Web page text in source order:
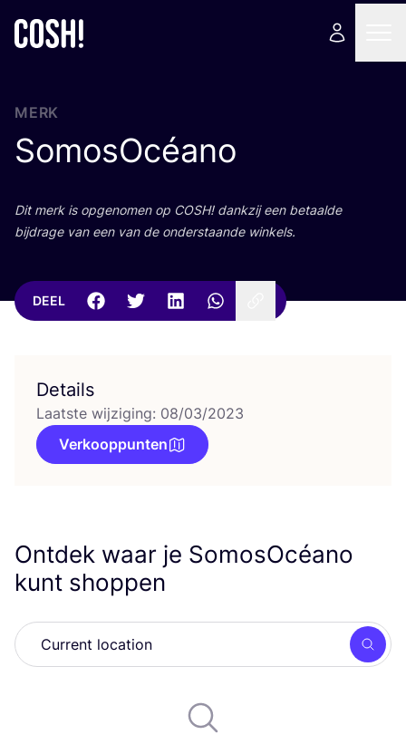
MERK
SomosOcéano
Dit merk is opge­no­men op COSH! dank­zij een betaal­de
bij­dra­ge van een van de onder­staan­de winkels.
DEEL
Details
Laatste wijziging: 08/03/2023
Verkooppunten
Ontdek waar je SomosOcéano
kunt shoppen
Zoek